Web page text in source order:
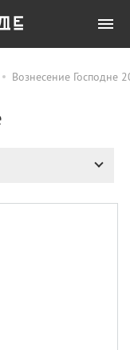
Вознесение Господне
Все
памяти
и
полета на